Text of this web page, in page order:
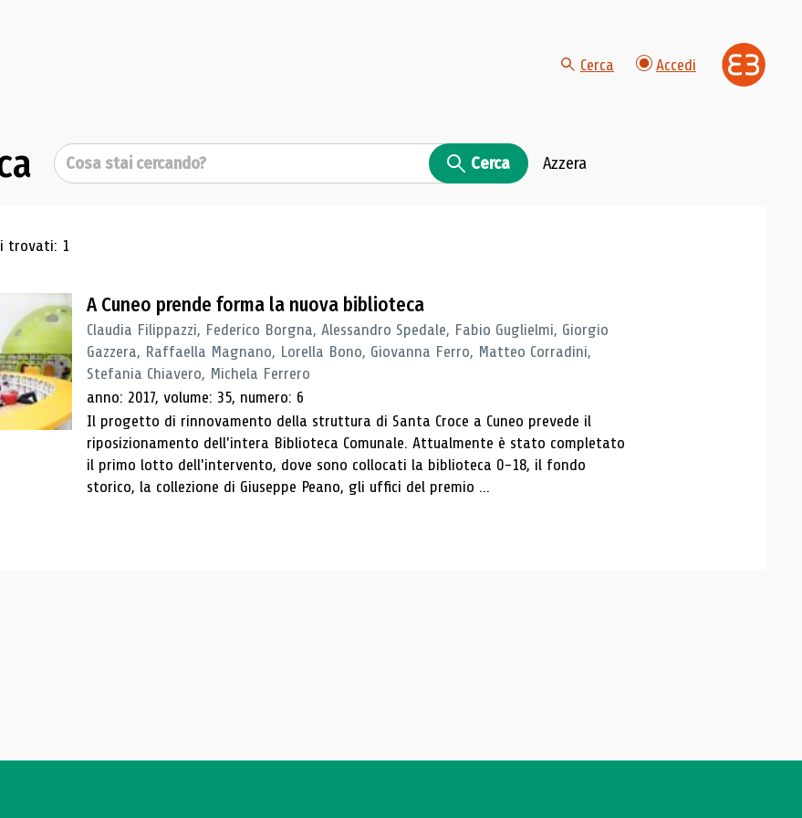
Cerca Accedi
Cerca Cerca Azzera
di ricerca
trovati: 1
A Cuneo prende forma la nuova biblioteca
Claudia Filippazzi, Federico Borgna, Alessandro Spedale, Fabio Guglielmi, Giorgio
Gazzera, Raffaella Magnano, Lorella Bono, Giovanna Ferro, Matteo Corradini,
Stefania Chiavero, Michela Ferrero
anno: 2017, volume: 35, numero: 6
Il progetto di rinnovamento della struttura di Santa Croce a Cuneo prevede il
riposizionamento dell'intera Biblioteca Comunale. Attualmente è stato completato
il primo lotto dell'intervento, dove sono collocati la biblioteca 0-18, il fondo
storico, la collezione di Giuseppe Peano, gli uffici del premio ...